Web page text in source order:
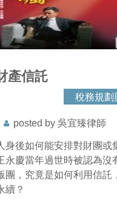
產信託
稅務規劃
posted by 吳宜臻律師
身後如何能安排對財團或
永慶當年過世時被認為沒
團，究竟是如何利用信託
續？